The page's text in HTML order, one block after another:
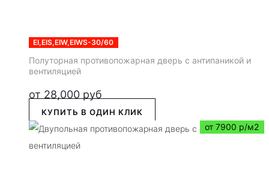
EI,EIS,EIW,EIWS-30/60
Полуторная противопожарная дверь с антипаникой и
вентиляцией
от 28,000 руб
КУПИТЬ В ОДИН КЛИК
от 7900 р/м2